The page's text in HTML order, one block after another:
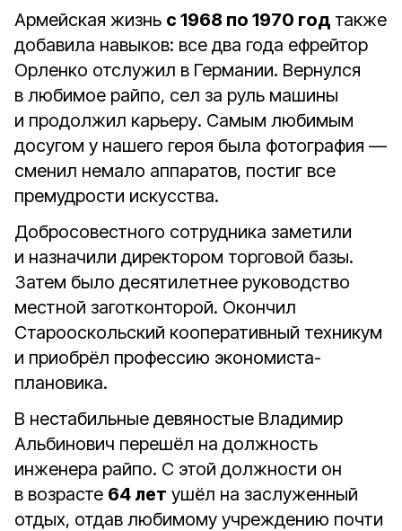
Армейская жизнь с 1968 по 1970 год также
добавила навыков: все два года ефрейтор
Орленко отслужил в Германии. Вернулся
в любимое райпо, сел за руль машины
и продолжил карьеру. Самым любимым
досугом у нашего героя была фотография —
сменил немало аппаратов, постиг все
премудрости искусства.
Добросовестного сотрудника заметили
и назначили директором торговой базы.
Затем было десятилетнее руководство
местной заготконторой. Окончил
Старооскольский кооперативный техникум
и приобрёл профессию экономиста-
плановика.
В нестабильные девяностые Владимир
Альбинович перешёл на должность
инженера райпо. С этой должности он
в возрасте 64 лет ушёл на заслуженный
отдых, отдав любимому учреждению почти